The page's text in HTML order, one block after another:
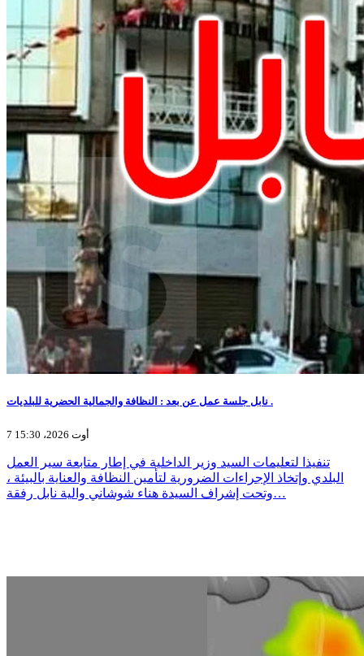
نابل جلسة عمل عن بعد : النظافة والجمالية الحضرية للبلديات .
7 أوت 2026، 15:30
تنفيذا لتعليمات السيد وزير الداخلية في إطار متابعة سير العمل
البلدي وإتخاذ الإجراءات الضرورية لتأمين النظافة والعناية بالبيئة ،
وتحت إشراف السيدة هناء شوشاني والية نابل رفقة…